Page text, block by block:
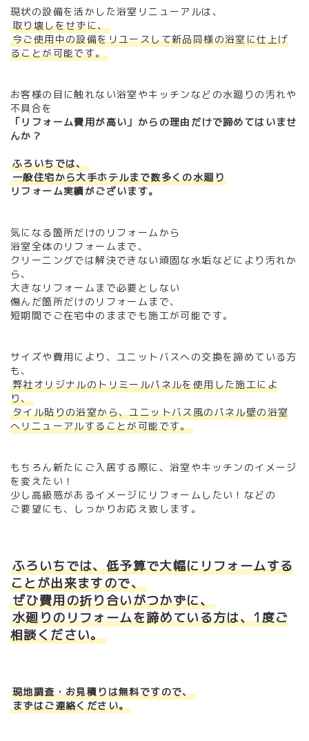
現状の設備を活かした浴室リニューアルは、
取り壊しをせずに、
今ご使用中の設備をリユースして新品同様の浴室に仕上げ
ることが可能です。
お客様の目に触れない浴室やキッチンなどの水廻りの汚れや
不具合を
「リフォーム費用が高い」からの理由だけで諦めてはいませ
んか？
ふろいちでは、
一般住宅から大手ホテルまで数多くの水廻り
リフォーム実績がございます。
気になる箇所だけのリフォームから
浴室全体のリフォームまで、
クリーニングでは解決できない頑固な水垢などにより汚れか
ら、
大きなリフォームまで必要としない
傷んだ箇所だけのリフォームまで、
短期間でご在宅中のままでも施工が可能です。
サイズや費用により、ユニットバスへの交換を諦めている方
も、
弊社オリジナルのトリミールパネルを使用した施工によ
り、
タイル貼りの浴室から、ユニットバス風のパネル壁の浴室
へリニューアルすることが可能です。
もちろん新たにご入居する際に、浴室やキッチンのイメージ
を変えたい！
少し高級感があるイメージにリフォームしたい！などの
ご要望にも、しっかりお応え致します。
ふろいちでは、低予算で大幅にリフォームする
ことが出来ますので、
ぜひ費用の折り合いがつかずに、
水廻りのリフォームを諦めている方は、1度ご
相談ください。
現地調査・お見積りは無料ですので、
まずはご連絡ください。